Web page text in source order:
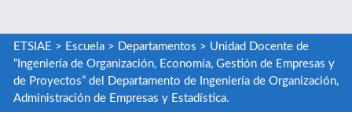
ETSIAE > Escuela> Departamentos > Unidad Docente de
“Ingeniería de Organización, Economía, Gestión de Empresas y
de Proyectos” del Departamento de Ingeniería de Organización,
Administración de Empresas y Estadística.